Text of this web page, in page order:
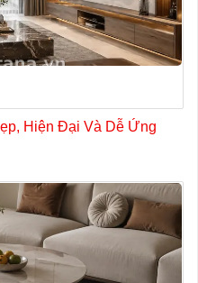
Hiện Đại Và Dễ Ứng